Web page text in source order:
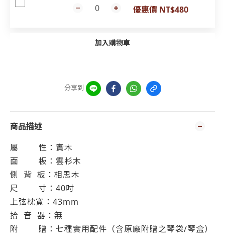
優惠價 NT$480
加入購物車
分享到
商品描述
屬
性：實木
面
板：雲杉木
側
背 板：相思木
尺
寸：40吋
上弦枕寬：43mm
拾 音 器：無
附
贈：七種實用配件（含原廠附贈之琴袋/琴盒）